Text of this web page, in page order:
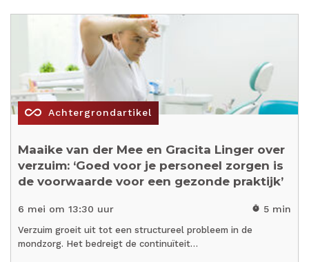
all_inclusive Achtergrondartikel
Maaike van der Mee en Gracita Linger over
verzuim: ‘Goed voor je personeel zorgen is
de voorwaarde voor een gezonde praktijk’
6 mei om 13:30 uur timer 5 min
Verzuim groeit uit tot een structureel probleem in de
mondzorg. Het bedreigt de continuïteit…